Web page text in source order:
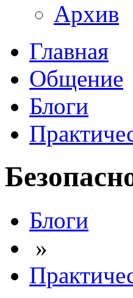
Архив
Главная
Общение
Блоги
Блоги
»